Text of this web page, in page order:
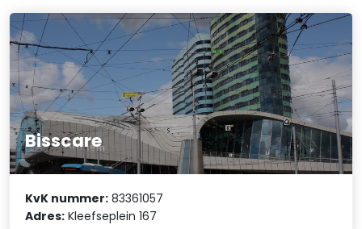
Bisscare
KvK nummer: 83361057
Adres: Kleefseplein 167